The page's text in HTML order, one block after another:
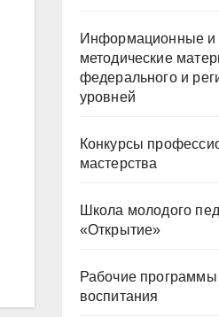
Информационные и
методические
федерального и
уровней
Конкурсы
мастерства
Школа молодого
«Открытие»
Рабочие программы
воспитания